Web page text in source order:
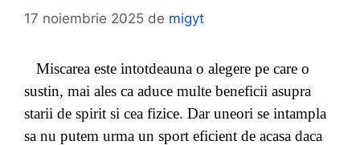
17 noiembrie 2025 de migyt
Miscarea este intotdeauna o alegere pe care o
sustin, mai ales ca aduce multe beneficii asupra
starii de spirit si cea fizice. Dar uneori se intampla
sa nu putem urma un sport eficient de acasa daca